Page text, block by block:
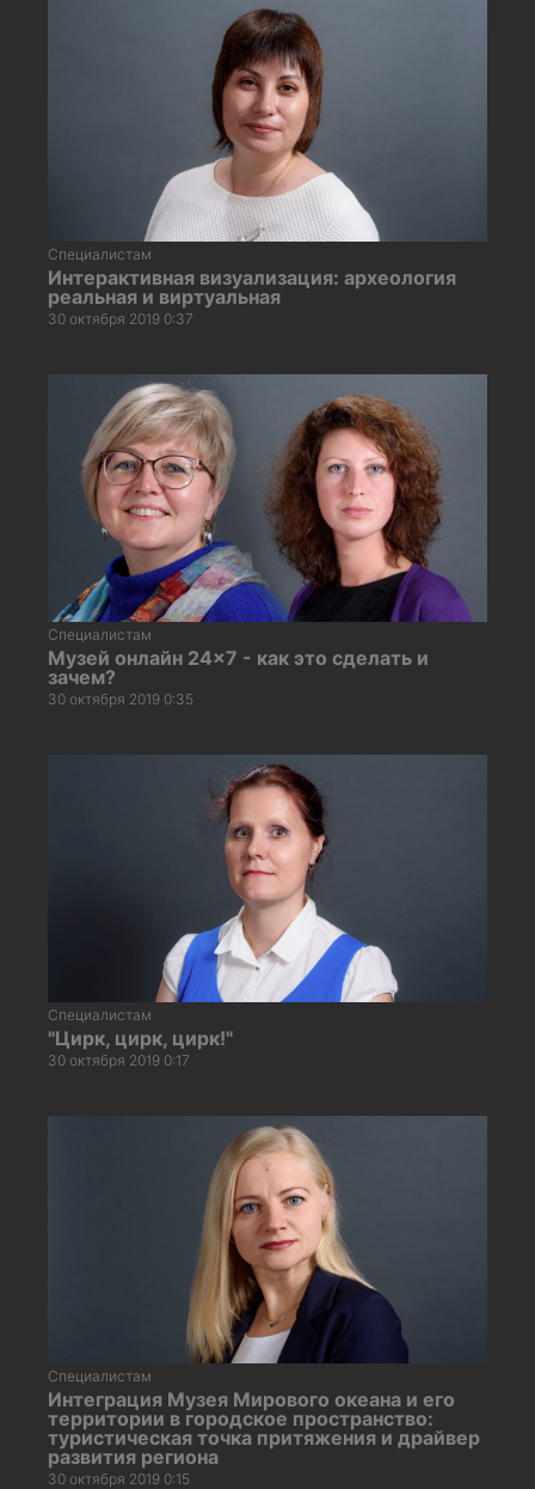
Специалистам
Интерактивная визуализация: археология
реальная и виртуальная
30 октября 2019 0:37
Специалистам
Музей онлайн 24×7 - как это сделать и
зачем?
30 октября 2019 0:35
Специалистам
"Цирк, цирк, цирк!"
30 октября 2019 0:17
Специалистам
Интеграция Музея Мирового океана и его
территории в городское пространство:
туристическая точка притяжения и драйвер
развития региона
30 октября 2019 0:15